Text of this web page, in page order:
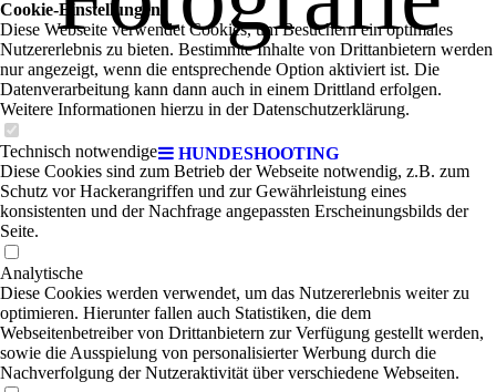
HUNDESHOOTING
Deine
Foto- &
Videografin mit
Herz
Cookie-Einstellungen
Diese Webseite verwendet Cookies, um Besuchern ein optimales
Nutzererlebnis zu bieten. Bestimmte Inhalte von Drittanbietern werden
nur angezeigt, wenn die entsprechende Option aktiviert ist. Die
Datenverarbeitung kann dann auch in einem Drittland erfolgen.
Weitere Informationen hierzu in der Datenschutzerklärung.
Technisch notwendige
Diese Cookies sind zum Betrieb der Webseite notwendig, z.B. zum
Schutz vor Hackerangriffen und zur Gewährleistung eines
konsistenten und der Nachfrage angepassten Erscheinungsbilds der
Seite.
Analytische
Diese Cookies werden verwendet, um das Nutzererlebnis weiter zu
optimieren. Hierunter fallen auch Statistiken, die dem
Webseitenbetreiber von Drittanbietern zur Verfügung gestellt werden,
sowie die Ausspielung von personalisierter Werbung durch die
Nachverfolgung der Nutzeraktivität über verschiedene Webseiten.